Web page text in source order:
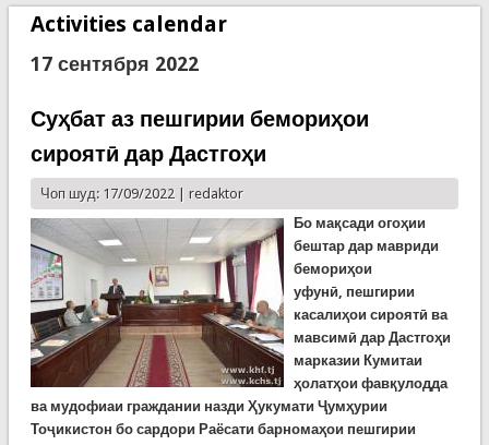
Activities calendar
17 сентября 2022
Суҳбат аз пешгирии бемориҳои
сироятӣ дар Дастгоҳи
Чоп шуд: 17/09/2022 | redaktor
Бо мақсади огоҳии
бештар дар мавриди
бемориҳои
уфунӣ, пешгирии
касалиҳои сироятӣ ва
мавсимӣ дар Дастгоҳи
марказии Кумитаи
ҳолатҳои фавқулодда
ва мудофиаи граждании назди Ҳукумати Ҷумҳурии
Тоҷикистон бо сардори Раёсати барномаҳои пешгирии